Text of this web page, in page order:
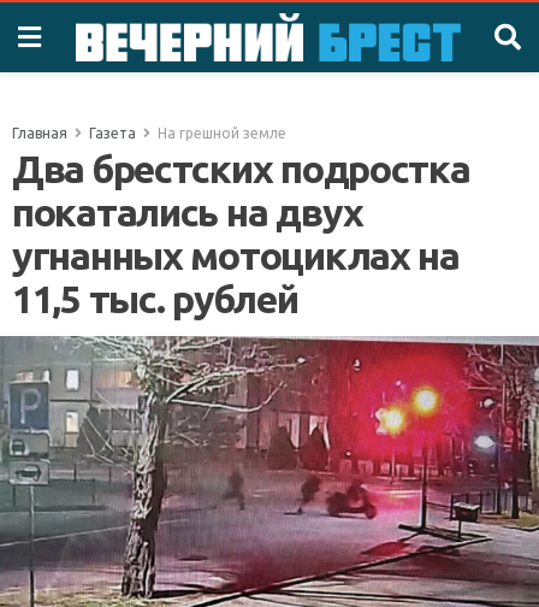
Главная Газета На грешной земле
Два брестских подростка
покатались на двух
угнанных мотоциклах на
11,5 тыс. рублей